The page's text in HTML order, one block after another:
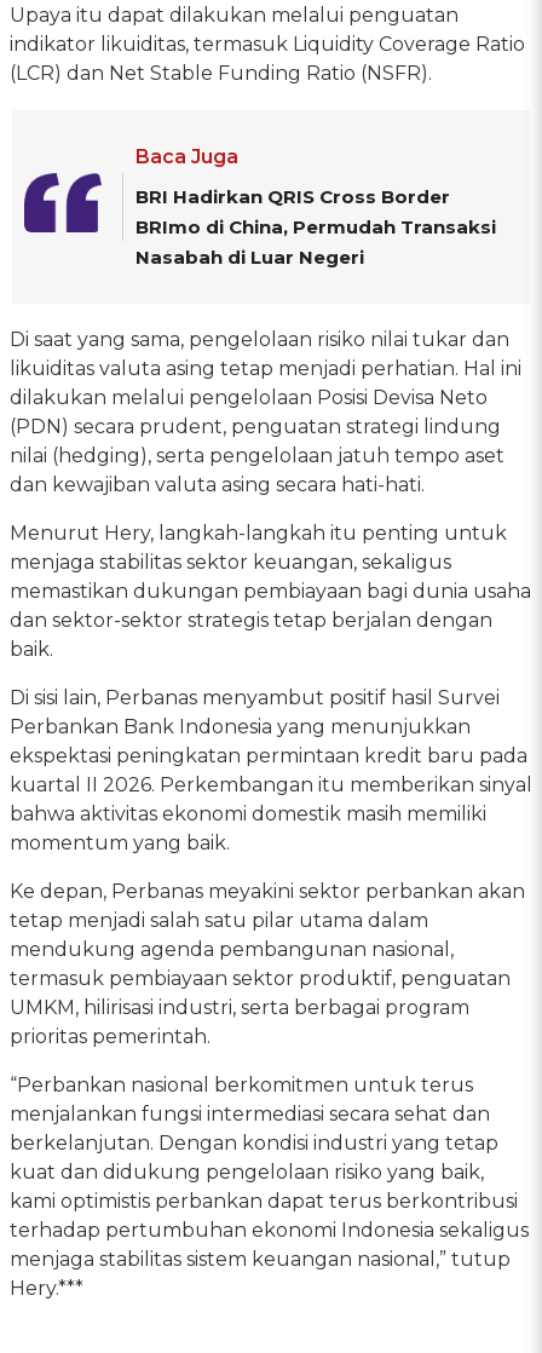
Upaya itu dapat dilakukan melalui penguatan
indikator likuiditas, termasuk Liquidity Coverage Ratio
(LCR) dan Net Stable Funding Ratio (NSFR).
Baca Juga
BRI Hadirkan QRIS Cross Border
BRImo di China, Permudah Transaksi
Nasabah di Luar Negeri
Di saat yang sama, pengelolaan risiko nilai tukar dan
likuiditas valuta asing tetap menjadi perhatian. Hal ini
dilakukan melalui pengelolaan Posisi Devisa Neto
(PDN) secara prudent, penguatan strategi lindung
nilai (hedging), serta pengelolaan jatuh tempo aset
dan kewajiban valuta asing secara hati-hati.
Menurut Hery, langkah-langkah itu penting untuk
menjaga stabilitas sektor keuangan, sekaligus
memastikan dukungan pembiayaan bagi dunia usaha
dan sektor-sektor strategis tetap berjalan dengan
baik.
Di sisi lain, Perbanas menyambut positif hasil Survei
Perbankan Bank Indonesia yang menunjukkan
ekspektasi peningkatan permintaan kredit baru pada
kuartal II 2026. Perkembangan itu memberikan sinyal
bahwa aktivitas ekonomi domestik masih memiliki
momentum yang baik.
Ke depan, Perbanas meyakini sektor perbankan akan
tetap menjadi salah satu pilar utama dalam
mendukung agenda pembangunan nasional,
termasuk pembiayaan sektor produktif, penguatan
UMKM, hilirisasi industri, serta berbagai program
prioritas pemerintah.
“Perbankan nasional berkomitmen untuk terus
menjalankan fungsi intermediasi secara sehat dan
berkelanjutan. Dengan kondisi industri yang tetap
kuat dan didukung pengelolaan risiko yang baik,
kami optimistis perbankan dapat terus berkontribusi
terhadap pertumbuhan ekonomi Indonesia sekaligus
menjaga stabilitas sistem keuangan nasional,” tutup
Hery.***